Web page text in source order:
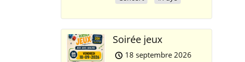
Soirée jeux
18 septembre 2026